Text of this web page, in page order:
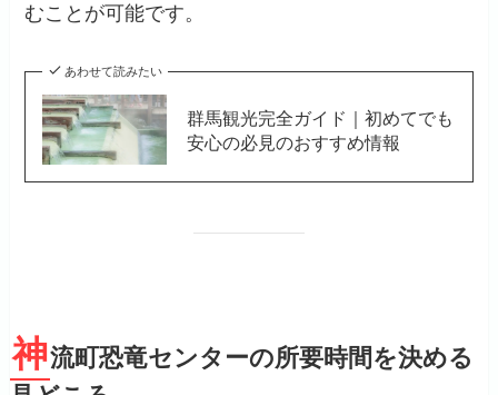
むことが可能です。
あわせて読みたい
群馬観光完全ガイド｜初めてでも
安心の必見のおすすめ情報
神流町恐竜センターの所要時間を決める